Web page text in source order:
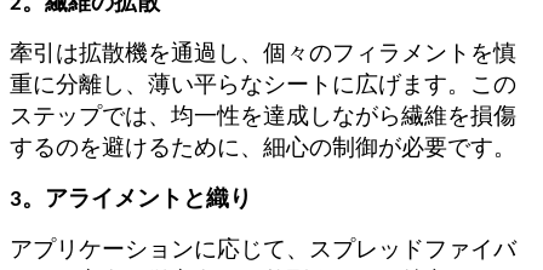
牽引は拡散機を通過し、個々のフィラメントを慎
重に分離し、薄い平らなシートに広げます。この
ステップでは、均一性を達成しながら繊維を損傷
するのを避けるために、細心の制御が必要です。
3。アライメントと織り
アプリケーションに応じて、スプレッドファイバ